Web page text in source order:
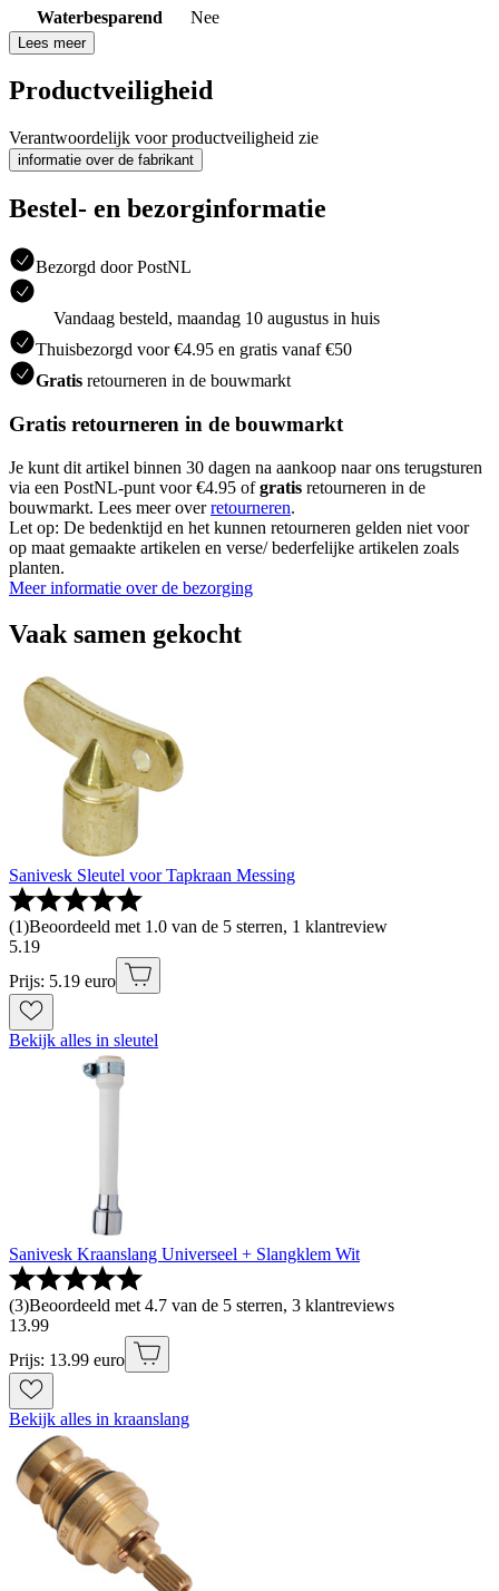
Waterbesparend
Nee
Lees meer
Productveiligheid
Verantwoordelijk voor productveiligheid zie
informatie over de fabrikant
Bestel- en bezorginformatie
Bezorgd door PostNL
Vandaag besteld, maandag 10 augustus in huis
Thuisbezorgd voor €4.95 en gratis vanaf €50
Gratis retourneren in de bouwmarkt
Gratis retourneren in de bouwmarkt
Je kunt dit artikel binnen 30 dagen na aankoop naar ons terugsturen
via een PostNL-punt voor €4.95 ofgratis retourneren in de
bouwmarkt. Lees meer overretourneren.
Let op: De bedenktijd en het kunnen retourneren gelden niet voor
op maat gemaakte artikelen en verse/ bederfelijke artikelen zoals
planten.
Meer informatie over de bezorging
Vaak samen gekocht
Sanivesk Sleutel voor Tapkraan Messing
(1)Beoordeeld met 1.0 van de 5 sterren, 1 klantreview
5.19
Prijs: 5.19 euro
Bekijk alles in sleutel
Sanivesk Kraanslang Universeel + Slangklem Wit
(3)Beoordeeld met 4.7 van de 5 sterren, 3 klantreviews
13.99
Prijs: 13.99 euro
Bekijk alles in kraanslang